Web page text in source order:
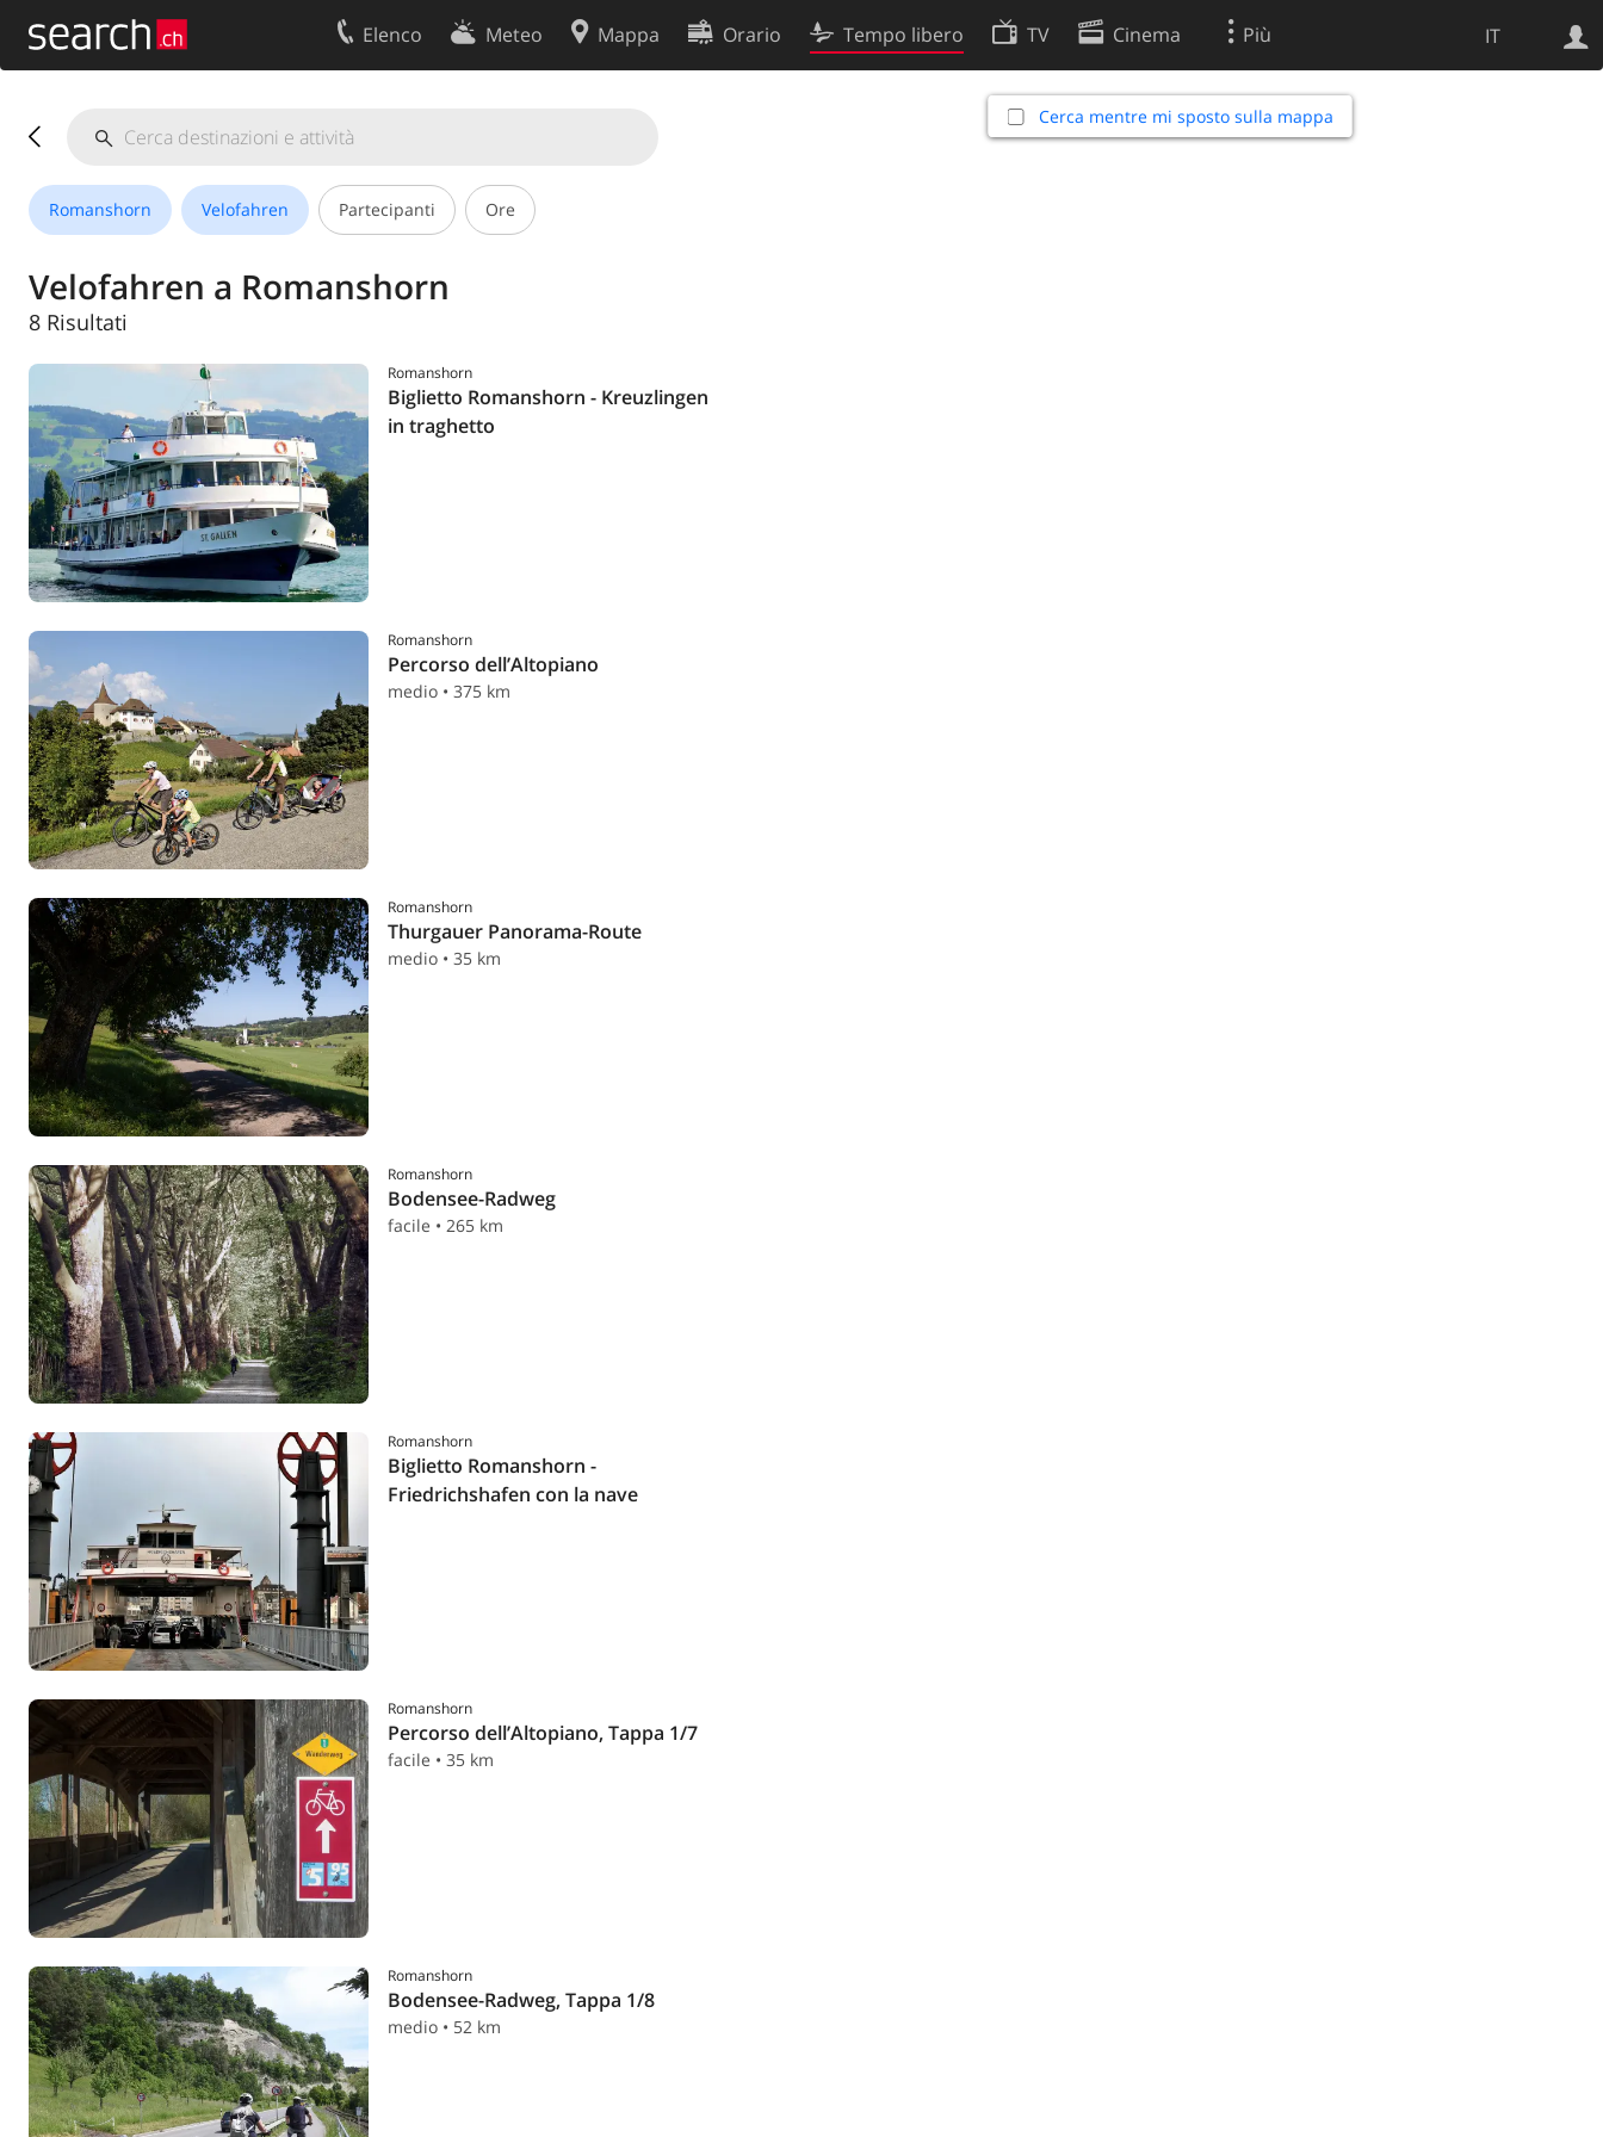
IT
Elenco Meteo Mappa Orario Tempo libero TV Cinema Più
Romanshorn Velofahren Partecipanti Ore
Velofahren a Romanshorn
8 Risultati
Romanshorn
Biglietto Romanshorn - Kreuzlingen
in traghetto
Romanshorn
Percorso dell’Altopiano
medio • 375 km
Romanshorn
Thurgauer Panorama-Route
medio • 35 km
Romanshorn
Bodensee-Radweg
facile • 265 km
Romanshorn
Biglietto Romanshorn -
Friedrichshafen con la nave
Romanshorn
Percorso dell’Altopiano, Tappa 1/7
facile • 35 km
Romanshorn
Bodensee-Radweg, Tappa 1/8
medio • 52 km
Cerca mentre mi sposto sulla mappa
Ricerca Web
Area clienti
Informazioni Legali
Protezione dei dati